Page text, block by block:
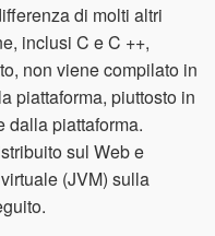
di molti altri
inclusi C e C ++,
non viene compilato in
piattaforma, piuttosto in
dalla piattaforma.
sul Web e
(JVM) sulla